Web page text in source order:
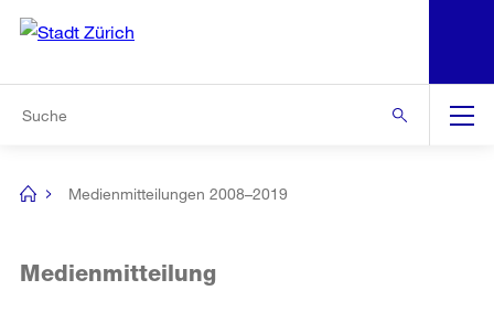
Navigation
[no
Medienmitteilungen 2008–2019
Medienmitteilung